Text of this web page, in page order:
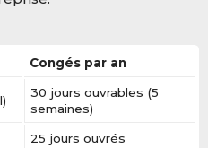
Congés par an
30 jours ouvrables (5
semaines)
25 jours ouvrés